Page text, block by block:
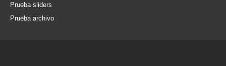
Prueba sliders
Prueba archivo